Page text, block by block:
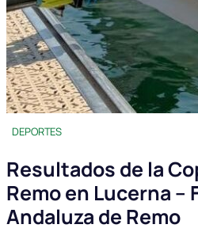
DEPORTES
Resultados de la
Remo en Lucerna –
Andaluza de Remo